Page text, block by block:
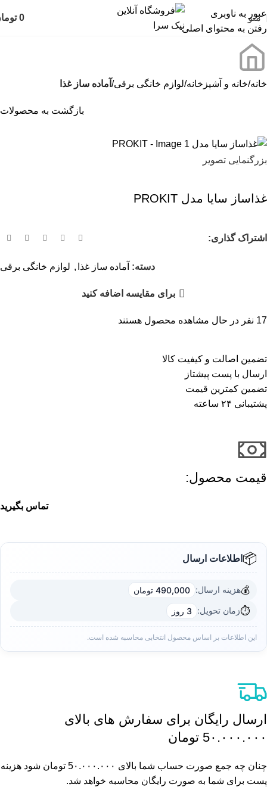
عبور به ناوبری
رفتن به محتوای اصلی
منو 0
خانه خانه و آشپزخانه لوازم خانگی برقی آماده ساز غذا
بازگشت به محصولات
بزرگنمایی تصویر
غذاساز سایا مدل PROKIT
اشتراک گذاری:
دسته: آماده ساز غذا , لوازم خانگی برقی
برای مقایسه اضافه کنید
17 نفر در حال مشاهده محصول هستند
تضمین اصالت و کیفیت کالا
ارسال با پست پیشتاز
تضمین کمترین قیمت
پشتیبانی ۲۴ ساعته
قیمت محصول:​
تماس بگیرید
📦اطلاعات ارسال
💰هزینه ارسال: 490,000 تومان
⏱️زمان تحویل: 3 روز
این اطلاعات بر اساس محصول انتخابی محاسبه شده است.
ارسال رایگان برای سفارش های بالای
5٠.٠٠٠.٠٠٠ تومان
چنان چه جمع صورت حساب شما بالای 5٠.٠٠٠.٠٠٠ تومان شود هزینه
پست برای شما به صورت رایگان محاسبه خواهد شد.